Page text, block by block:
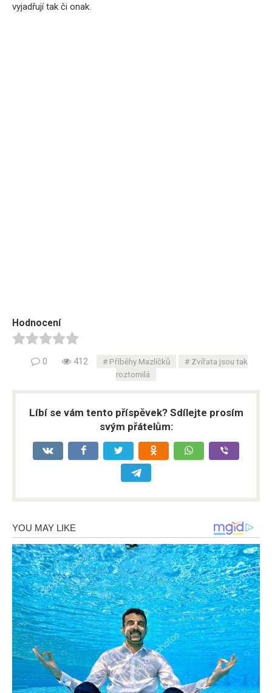
vyjadřují tak či onak.
Hodnocení
0 412 Příběhy Mazlíčků
Zvířata jsou tak
roztomilá
Líbí se vám tento příspěvek? Sdílejte prosím
svým přátelům: